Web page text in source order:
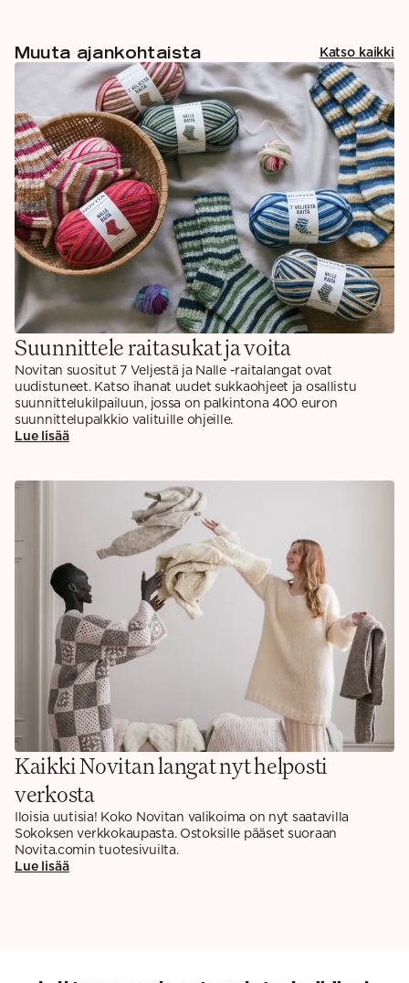
Muuta ajankohtaista Katso kaikki
Suunnittele raitasukat ja voita
Novitan suositut 7 Veljestä ja Nalle -raitalangat ovat
uudistuneet. Katso ihanat uudet sukkaohjeet ja osallistu
suunnittelukilpailuun, jossa on palkintona 400 euron
suunnittelupalkkio valituille ohjeille.
Lue lisää
Kaikki Novitan langat nyt helposti
verkosta
Iloisia uutisia! Koko Novitan valikoima on nyt saatavilla
Sokoksen verkkokaupasta. Ostoksille pääset suoraan
Novita.comin tuotesivuilta.
Lue lisää